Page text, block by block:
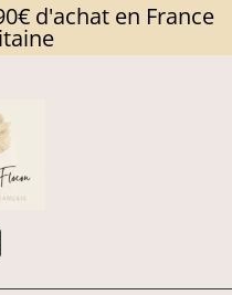
d'achat en France